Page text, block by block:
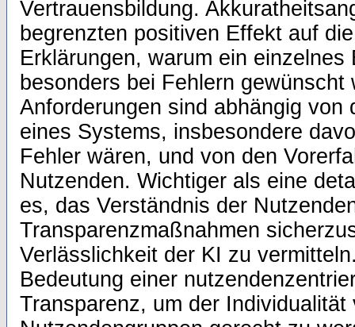
Vertrauensbildung.
begrenzten positiven Effekt auf
Erklärungen, warum ein
besonders bei Fehlern gewünscht
Anforderungen sind abhängig von
eines Systems, insbesondere
Fehler wären, und von den
Nutzenden. Wichtiger als eine
es, das Verständnis der
Transparenzmaßnahmen
Verlässlichkeit der KI zu
Bedeutung einer
Transparenz, um der